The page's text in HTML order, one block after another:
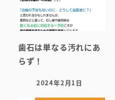
歯石は単なる汚れにあ
らず！
投稿日
2024年2月1日